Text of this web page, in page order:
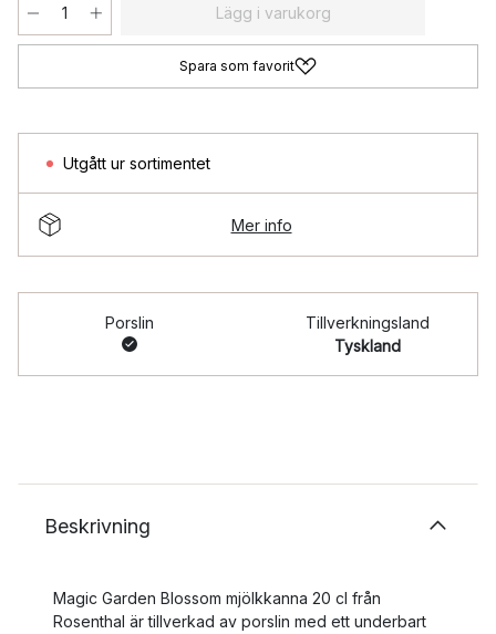
Lägg i varukorg
Spara som favorit
Utgått ur sortimentet
Mer info
Porslin
Tillverkningsland
Tyskland
Beskrivning
Magic Garden Blossom mjölkkanna 20 cl från
Rosenthal är tillverkad av porslin med ett underbart